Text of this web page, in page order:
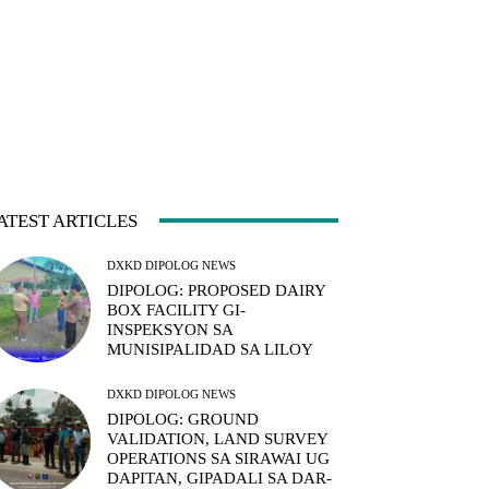
ARTICLES
DXKD DIPOLOG NEWS
DIPOLOG: PROPOSED DAIRY
BOX FACILITY GI-
INSPEKSYON SA
MUNISIPALIDAD SA LILOY
DXKD DIPOLOG NEWS
DIPOLOG: GROUND
VALIDATION, LAND SURVEY
OPERATIONS SA SIRAWAI UG
DAPITAN, GIPADALI SA DAR-